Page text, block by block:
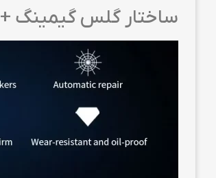
ساختار گلس گیمینگ +Samsung Galaxy S20 برند SunShine